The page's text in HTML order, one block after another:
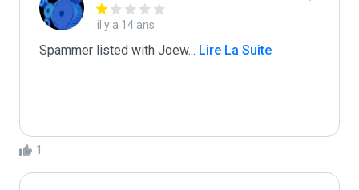
il y a 14 ans
Spammer listed with Joew... Lire La Suite
1